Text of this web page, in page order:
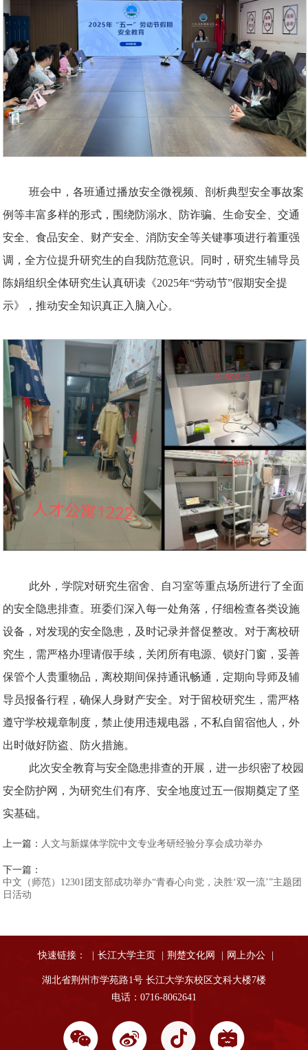
班会中，各班通过播放安全微视频、剖析典型安全事故案
例等丰富多样的形式，围绕防溺水、防诈骗、生命安全、交通
安全、食品安全、财产安全、消防安全等关键事项进行着重强
调，全方位提升研究生的自我防范意识。同时，研究生辅导员
陈娟组织全体研究生认真研读《2025年“劳动节”假期安全提
示》，推动安全知识真正入脑入心。
此外，学院对研究生宿舍、自习室等重点场所进行了全面
的安全隐患排查。班委们深入每一处角落，仔细检查各类设施
设备，对发现的安全隐患，及时记录并督促整改。对于离校研
究生，需严格办理请假手续，关闭所有电源、锁好门窗，妥善
保管个人贵重物品，离校期间保持通讯畅通，定期向导师及辅
导员报备行程，确保人身财产安全。对于留校研究生，需严格
遵守学校规章制度，禁止使用违规电器，不私自留宿他人，外
出时做好防盗、防火措施。
此次安全教育与安全隐患排查的开展，进一步织密了校园
安全防护网，为研究生们有序、安全地度过五一假期奠定了坚
实基础。
上一篇： 人文与新媒体学院中文专业考研经验分享会成功举办
下一篇：
中文（师范）12301团支部成功举办“青春心向党，决胜‘双一流’”主题团
日活动
快速链接： 长江大学主页 荆楚文化网 网上办公
湖北省荆州市学苑路1号 长江大学东校区文科大楼7楼
电话：0716-8062641